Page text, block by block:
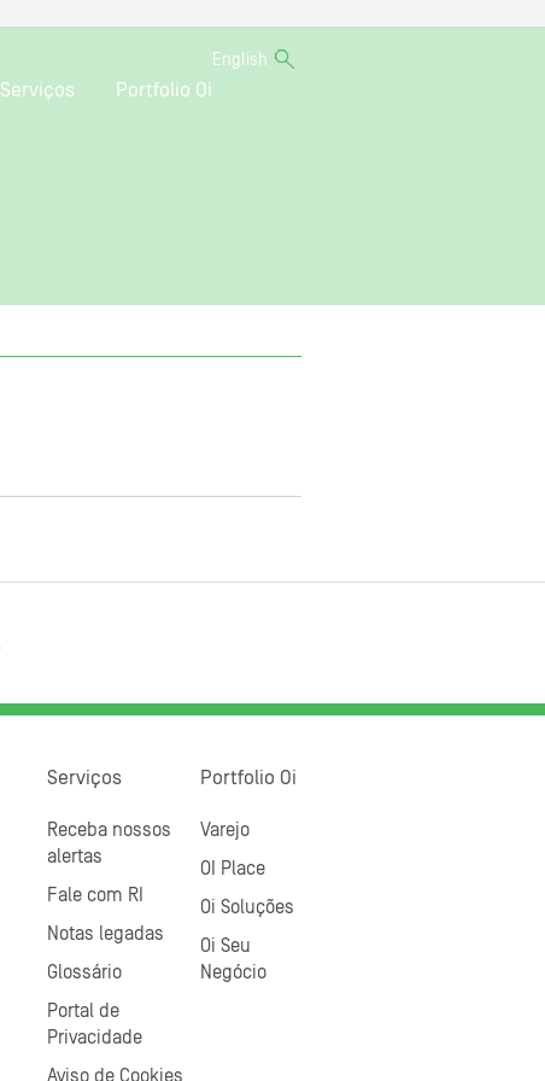
English
Serviços Portfolio Oi
Serviços
Receba nossos
alertas
Fale com RI
Notas legadas
Glossário
Portal de
Privacidade
Aviso de Cookies
Portfolio Oi
Varejo
OI Place
Oi Soluções
Oi Seu
Negócio